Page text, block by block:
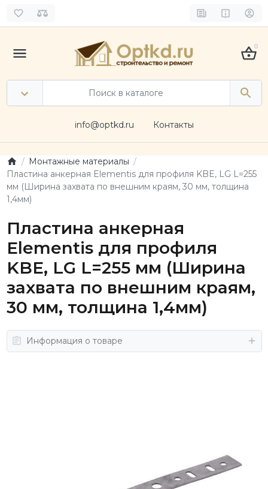
0
info@optkd.ru Контакты
Монтажные материалы
Пластина анкерная Elementis для профиля KBE, LG L=255
мм (Ширина захвата по внешним краям, 30 мм, толщина
1,4мм)
Пластина анкерная
Elementis для профиля
KBE, LG L=255 мм (Ширина
захвата по внешним краям,
30 мм, толщина 1,4мм)
Информация о товаре